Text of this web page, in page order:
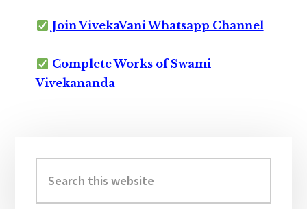
Join VivekaVani Whatsapp Channel
Complete Works of Swami
Vivekananda
Sidebar
this
website